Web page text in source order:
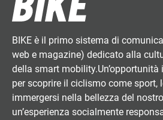
BIKE è il primo sistema di
web e magazine) dedicato alla
della smart
per scoprire il ciclismo come sport,
immergersi nella bellezza del
un’esperienza socialmente